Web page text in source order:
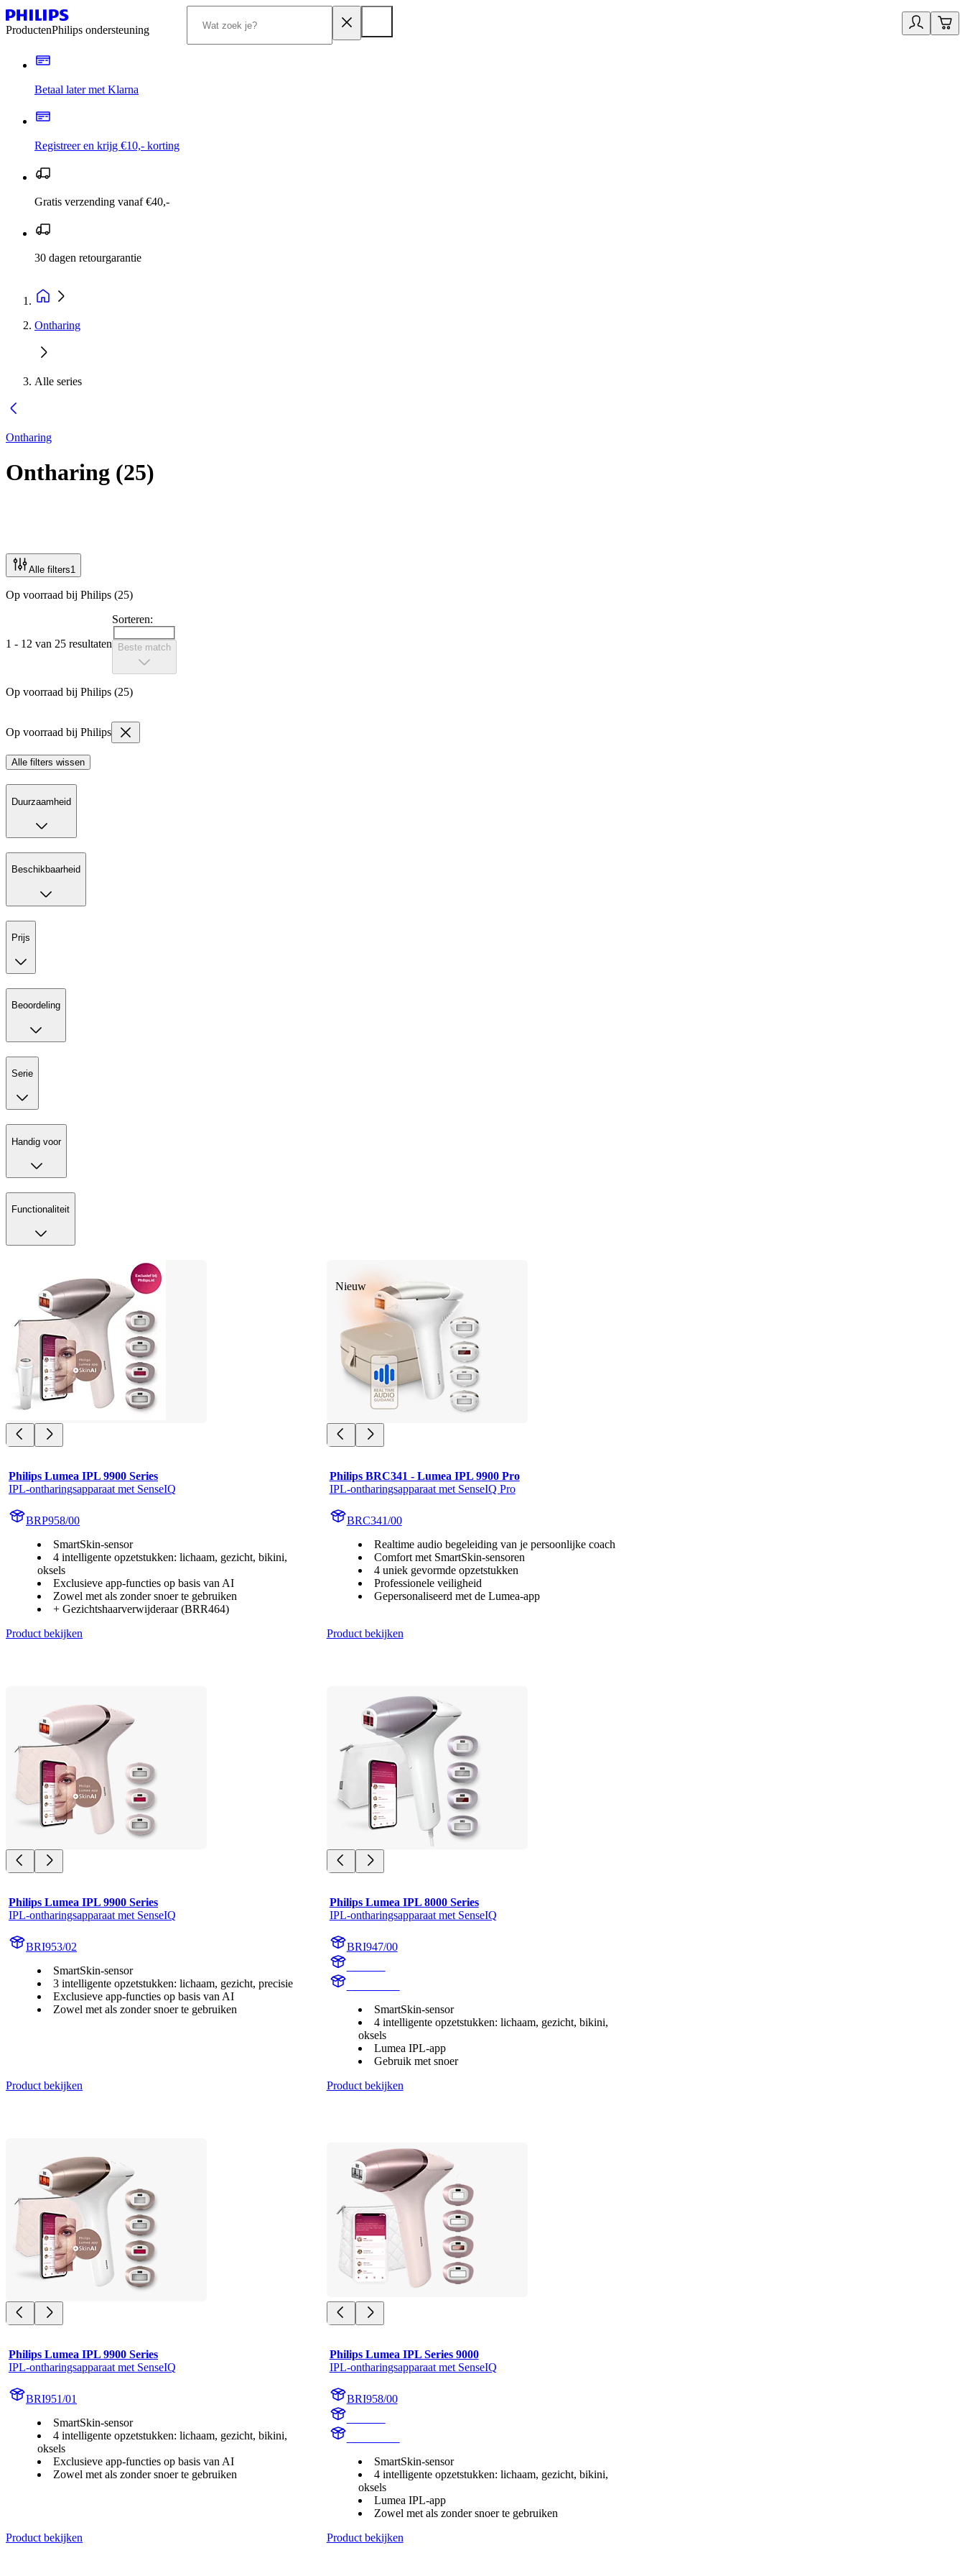
ProductenPhilips ondersteuning
Betaal later met Klarna
Registreer en krijg €10,- korting
Gratis verzending vanaf €40,-
30 dagen retourgarantie
Ontharing
Alle series
Ontharing
Ontharing (25)
Alle filters1
Op voorraad bij Philips (25)
1 - 12 van 25 resultaten
Sorteren:
Beste match
Op voorraad bij Philips (25)
Op voorraad bij Philips
Alle filters wissen
Duurzaamheid
Beschikbaarheid
Prijs
Beoordeling
Serie
Handig voor
Functionaliteit
Philips Lumea IPL 9900 Series
IPL-ontharingsapparaat met SenseIQ
BRP958/00
SmartSkin-sensor
4 intelligente opzetstukken: lichaam, gezicht, bikini,
oksels
Exclusieve app-functies op basis van AI
Zowel met als zonder snoer te gebruiken
+ Gezichtshaarverwijderaar (BRR464)
Product bekijken
Nieuw
Philips BRC341 - Lumea IPL 9900 Pro
IPL-ontharingsapparaat met SenseIQ Pro
BRC341/00
Realtime audio begeleiding van je persoonlijke coach
Comfort met SmartSkin-sensoren
4 uniek gevormde opzetstukken
Professionele veiligheid
Gepersonaliseerd met de Lumea-app
Product bekijken
Philips Lumea IPL 9900 Series
IPL-ontharingsapparaat met SenseIQ
BRI953/02
SmartSkin-sensor
3 intelligente opzetstukken: lichaam, gezicht, precisie
Exclusieve app-functies op basis van AI
Zowel met als zonder snoer te gebruiken
Product bekijken
Philips Lumea IPL 8000 Series
IPL-ontharingsapparaat met SenseIQ
BRI947/00
SmartSkin-sensor
4 intelligente opzetstukken: lichaam, gezicht, bikini,
oksels
Lumea IPL-app
Gebruik met snoer
Product bekijken
Philips Lumea IPL 9900 Series
IPL-ontharingsapparaat met SenseIQ
BRI951/01
SmartSkin-sensor
4 intelligente opzetstukken: lichaam, gezicht, bikini,
oksels
Exclusieve app-functies op basis van AI
Zowel met als zonder snoer te gebruiken
Product bekijken
Philips Lumea IPL Series 9000
IPL-ontharingsapparaat met SenseIQ
BRI958/00
SmartSkin-sensor
4 intelligente opzetstukken: lichaam, gezicht, bikini,
oksels
Lumea IPL-app
Zowel met als zonder snoer te gebruiken
Product bekijken